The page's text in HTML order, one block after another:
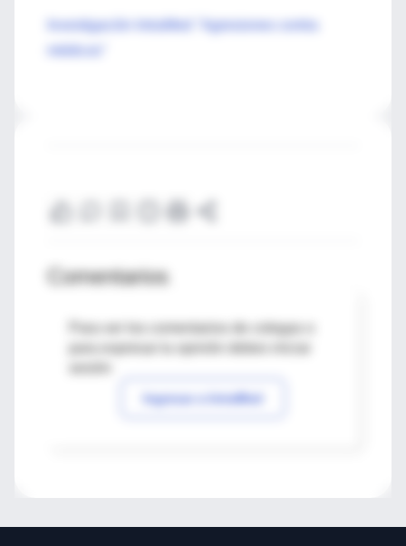
Investigación IntraMed "Agresiones contra
Comentarios
Para ver los comentarios de colegas o
Ingresar a IntraMed